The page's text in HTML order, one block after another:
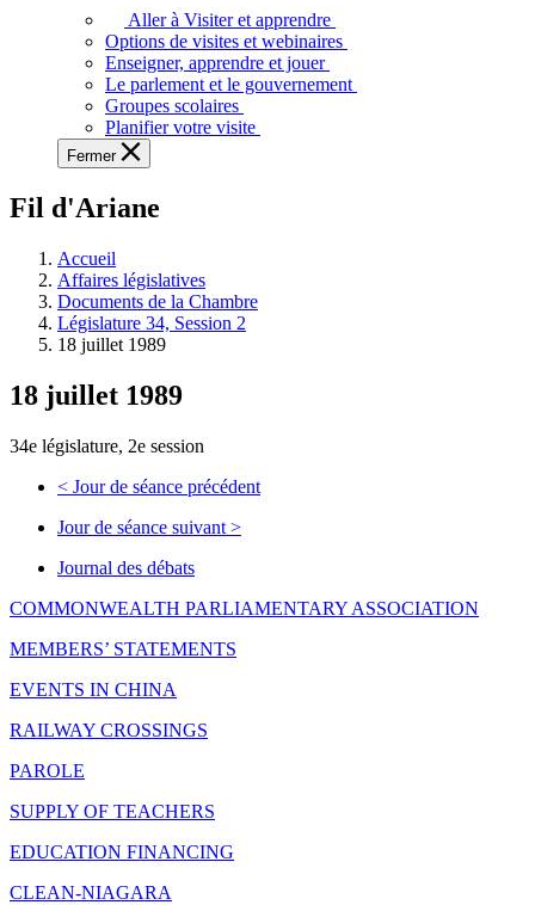
voir,
apprendre
et
à
à
législative.
Aller à Visiter et apprendre
Options de visites et webinaires
Enseigner, apprendre et jouer
Le parlement et le gouvernement
Groupes scolaires
Planifier votre visite
Fermer
Fil d'Ariane
Accueil
Affaires législatives
Documents de la Chambre
Législature 34, Session 2
18 juillet 1989
18 juillet 1989
34e législature, 2e session
< Jour de séance précédent
Jour de séance suivant >
Journal des débats
COMMONWEALTH PARLIAMENTARY ASSOCIATION
MEMBERS’ STATEMENTS
EVENTS IN CHINA
RAILWAY CROSSINGS
PAROLE
SUPPLY OF TEACHERS
EDUCATION FINANCING
CLEAN-NIAGARA